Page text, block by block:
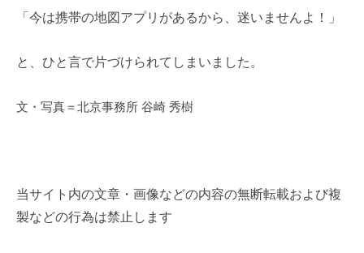
「今は携帯の地図アプリがあるから、迷いませんよ！」
と、ひと言で片づけられてしまいました。
文・写真＝北京事務所 谷崎 秀樹
当サイト内の文章 ・画像などの内容の無断転載および複
製などの行為は禁止します